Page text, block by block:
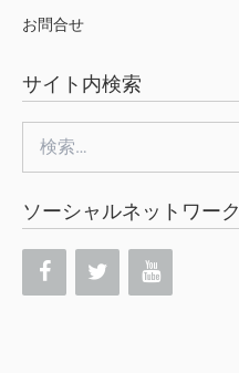
お問合せ
サイト内検索
索:
ソーシャルネットワーク